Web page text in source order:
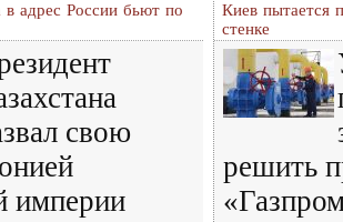
в адрес России бьют по
свою
империи
Киев пытается
стенке
решить